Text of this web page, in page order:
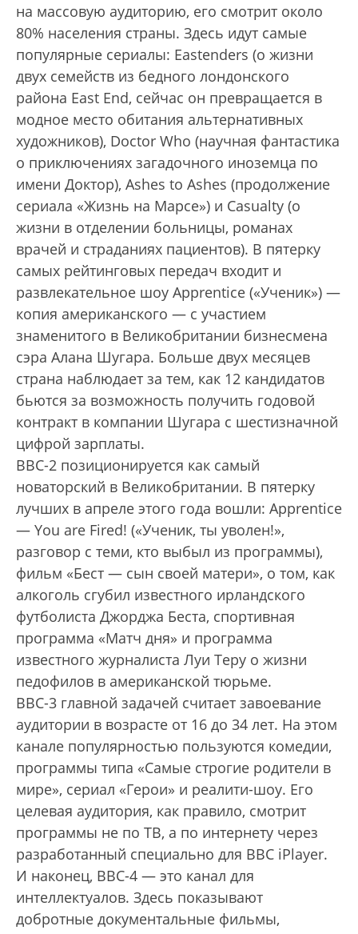
на массовую аудиторию, его смотрит около
80% населения страны. Здесь идут самые
популярные сериалы: Eastenders (о жизни
двух семейств из бедного лондонского
района East End, сейчас он превращается в
модное место обитания альтернативных
художников), Doctor Who (научная фантастика
о приключениях загадочного иноземца по
имени Доктор), Ashes to Ashes (продолжение
сериала «Жизнь на Марсе») и Casualty (о
жизни в отделении больницы, романах
врачей и страданиях пациентов). В пятерку
самых рейтинговых передач входит и
развлекательное шоу Apprentice («Ученик») —
копия американского — с участием
знаменитого в Великобритании бизнесмена
сэра Алана Шугара. Больше двух месяцев
страна наблюдает за тем, как 12 кандидатов
бьются за возможность получить годовой
контракт в компании Шугара с шестизначной
цифрой зарплаты.
BBC-2 позиционируется как самый
новаторский в Великобритании. В пятерку
лучших в апреле этого года вошли: Apprentice
— You are Fired! («Ученик, ты уволен!»,
разговор с теми, кто выбыл из программы),
фильм «Бест — сын своей матери», о том, как
алкоголь сгубил известного ирландского
футболиста Джорджа Беста, спортивная
программа «Матч дня» и программа
известного журналиста Луи Теру о жизни
педофилов в американской тюрьме.
BBC-3 главной задачей считает завоевание
аудитории в возрасте от 16 до 34 лет. На этом
канале популярностью пользуются комедии,
программы типа «Самые строгие родители в
мире», сериал «Герои» и реалити-шоу. Его
целевая аудитория, как правило, смотрит
программы не по ТВ, а по интернету через
разработанный специально для BBC iPlayer.
И наконец, BBC-4 — это канал для
интеллектуалов. Здесь показывают
добротные документальные фильмы,